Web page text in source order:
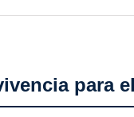
para